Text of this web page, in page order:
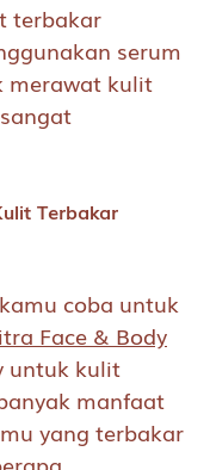
terbakar
serum
merawat kulit
Terbakar
coba untuk
Face & Body
untuk kulit
manfaat
yang terbakar